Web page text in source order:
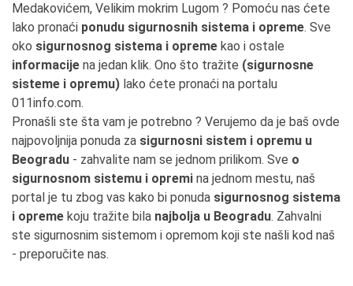
Medakovićem, Velikim mokrim Lugom ? Pomoću nas ćete
lako pronaći ponudu sigurnosnih sistema i opreme. Sve
oko sigurnosnog sistema i opreme kao i ostale
informacije na jedan klik. Ono što tražite (sigurnosne
sisteme i opremu) lako ćete pronaći na portalu
011info.com.
Pronašli ste šta vam je potrebno ? Verujemo da je baš ovde
najpovoljnija ponuda za sigurnosni sistem i opremu u
Beogradu - zahvalite nam se jednom prilikom. Sve o
sigurnosnom sistemu i opremi na jednom mestu, naš
portal je tu zbog vas kako bi ponuda sigurnosnog sistema
i opreme koju tražite bila najbolja u Beogradu. Zahvalni
ste sigurnosnim sistemom i opremom koji ste našli kod naš
- preporučite nas.